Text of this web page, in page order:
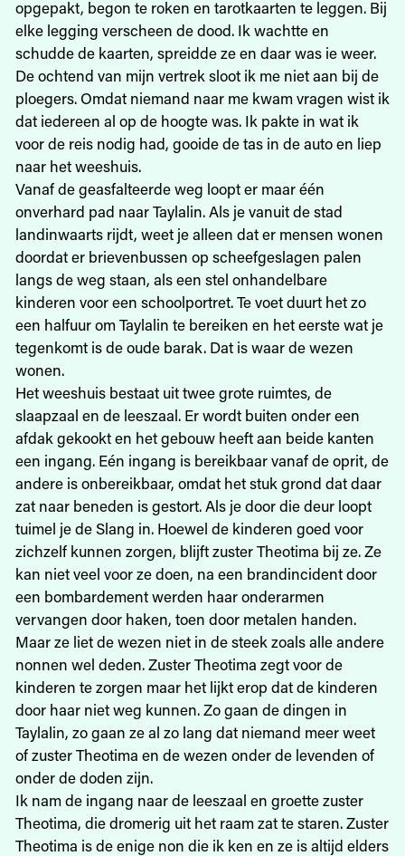
opgepakt, begon te roken en tarotkaarten te leggen. Bij
elke legging verscheen de dood. Ik wachtte en
schudde de kaarten, spreidde ze en daar was ie weer.
De ochtend van mijn vertrek sloot ik me niet aan bij de
ploegers. Omdat niemand naar me kwam vragen wist ik
dat iedereen al op de hoogte was. Ik pakte in wat ik
voor de reis nodig had, gooide de tas in de auto en liep
naar het weeshuis.
Vanaf de geasfalteerde weg loopt er maar één
onverhard pad naar Taylalin. Als je vanuit de stad
landinwaarts rijdt, weet je alleen dat er mensen wonen
doordat er brievenbussen op scheefgeslagen palen
langs de weg staan, als een stel onhandelbare
kinderen voor een schoolportret. Te voet duurt het zo
een halfuur om Taylalin te bereiken en het eerste wat je
tegenkomt is de oude barak. Dat is waar de wezen
wonen.
Het weeshuis bestaat uit twee grote ruimtes, de
slaapzaal en de leeszaal. Er wordt buiten onder een
afdak gekookt en het gebouw heeft aan beide kanten
een ingang. Eén ingang is bereikbaar vanaf de oprit, de
andere is onbereikbaar, omdat het stuk grond dat daar
zat naar beneden is gestort. Als je door die deur loopt
tuimel je de Slang in. Hoewel de kinderen goed voor
zichzelf kunnen zorgen, blijft zuster Theotima bij ze. Ze
kan niet veel voor ze doen, na een brandincident door
een bombardement werden haar onderarmen
vervangen door haken, toen door metalen handen.
Maar ze liet de wezen niet in de steek zoals alle andere
nonnen wel deden. Zuster Theotima zegt voor de
kinderen te zorgen maar het lijkt erop dat de kinderen
door haar niet weg kunnen. Zo gaan de dingen in
Taylalin, zo gaan ze al zo lang dat niemand meer weet
of zuster Theotima en de wezen onder de levenden of
onder de doden zijn.
Ik nam de ingang naar de leeszaal en groette zuster
Theotima, die dromerig uit het raam zat te staren. Zuster
Theotima is de enige non die ik ken en ze is altijd elders